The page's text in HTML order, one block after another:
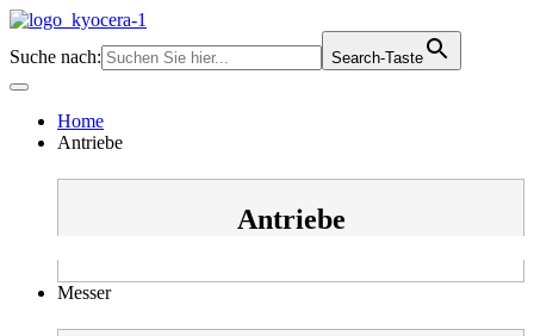
Zum
springen
Suche nach: Search-Taste
Home
Antriebe
Antriebe
Messer